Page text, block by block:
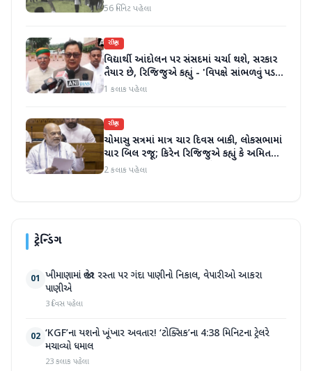
56 મિનિટ પહેલા
રાષ્ટ્રીય
વિદ્યાર્થી આંદોલન પર સંસદમાં ચર્ચા થશે, સરકાર
તૈયાર છે, રિજિજુએ કહ્યું - 'વિપક્ષે સાંભળવું પડશે,
ગૃહમંત્રી જવાબ આપશે'
1 કલાક પહેલા
રાષ્ટ્રીય
ચોમાસુ સત્રમાં માત્ર ચાર દિવસ બાકી, લોકસભામાં
ચાર બિલ રજૂ; કિરેન રિજિજુએ કહ્યું કે અમિત
શાહ ચર્ચા પછી જવાબ આપશે
2 કલાક પહેલા
ટ્રેન્ડિંગ
01 ખીમાણામાં જાહેર રસ્તા પર ગંદા પાણીનો નિકાલ, વેપારીઓ આકરા
પાણીએ
3 દિવસ પહેલા
02 ‘KGF’ના યશનો ખૂંખાર અવતાર! ‘ટોક્સિક’ના 4:38 મિનિટના ટ્રેલરે
મચાવ્યો ધમાલ
23 કલાક પહેલા